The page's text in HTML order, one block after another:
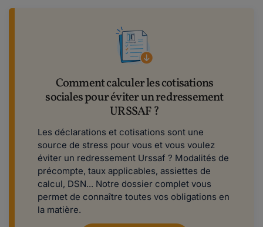
Comment calculer les cotisations
sociales pour éviter un redressement
URSSAF ?
Les déclarations et cotisations sont une
source de stress pour vous et vous voulez
éviter un redressement Urssaf ? Modalités de
précompte, taux applicables, assiettes de
calcul, DSN... Notre dossier complet vous
permet de connaître toutes vos obligations en
la matière.